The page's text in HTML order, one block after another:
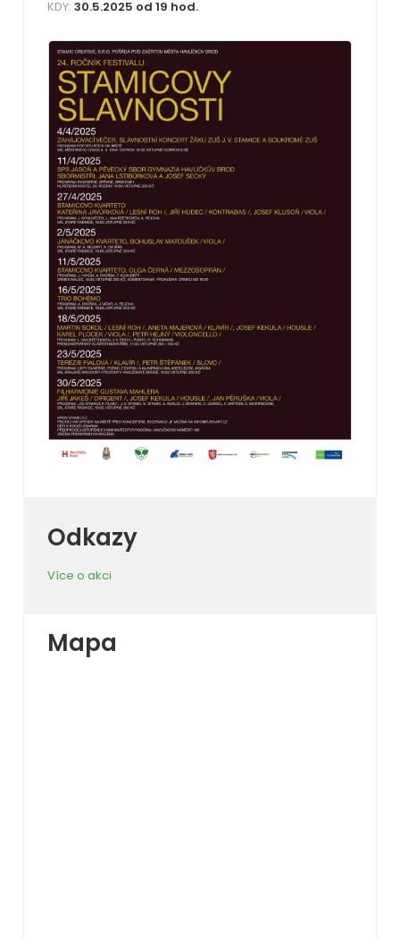
KDY: 30.5.2025 od 19 hod.
Odkazy
Více o akci
Mapa